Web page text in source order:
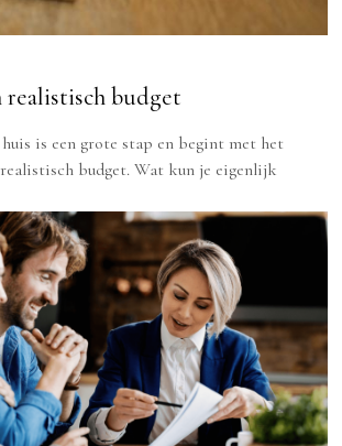
realistisch budget
is een grote stap en begint met het
budget. Wat kun je eigenlijk